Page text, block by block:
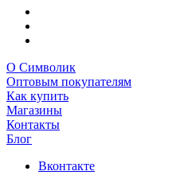
О Символик
Оптовым покупателям
Как купить
Магазины
Контакты
Блог
Вконтакте